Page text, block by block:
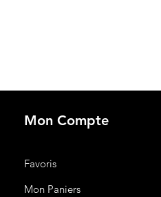
Mon Compte
Favoris
Mon Paniers